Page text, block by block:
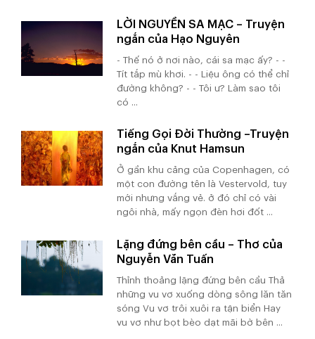
LỜI NGUYỀN SA MẠC – Truyện
ngắn của Hạo Nguyên
- Thế nó ở nơi nào, cái sa mạc ấy? - -
Tít tắp mù khơi. - - Liệu ông có thể chỉ
đường không? - - Tôi ư? Làm sao tôi
có ...
Tiếng Gọi Đời Thường –Truyện
ngắn của Knut Hamsun
Ở gần khu cảng của Copenhagen, có
một con đường tên là Vestervold, tuy
mới nhưng vắng vẻ. ở đó chỉ có vài
ngôi nhà, mấy ngọn đèn hơi đốt ...
Lặng đứng bên cầu – Thơ của
Nguyễn Văn Tuấn
Thỉnh thoảng lặng đứng bên cầu Thả
những vu vơ xuống dòng sông lăn tăn
sóng Vu vơ trôi xuôi ra tận biển Hay
vu vơ như bọt bèo dạt mãi bờ bên ...